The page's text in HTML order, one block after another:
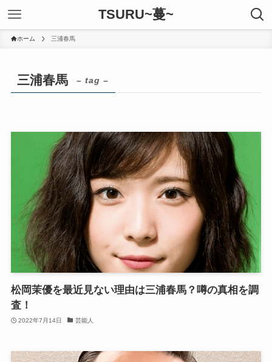
TSURU~蔓~
ホーム 三浦春馬
三浦春馬 – tag –
松岡茉優を最近見ない理由は三浦春馬？噂の真相を調
査！
2022年7月14日 芸能人